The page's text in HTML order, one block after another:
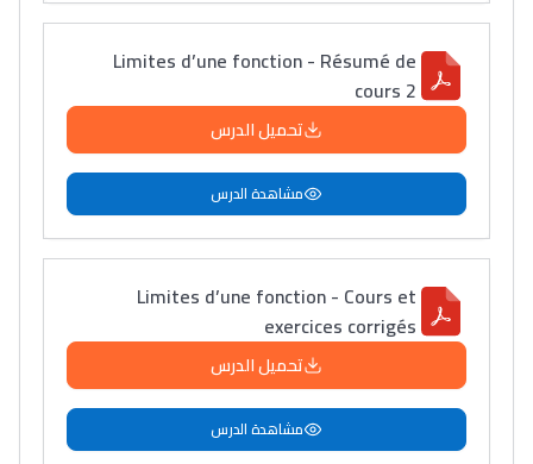
Lycée Maroc
Limites d’une fonction - Résumé de
cours 2
تحميل الدرس
مشاهدة الدرس
Limites d’une fonction - Cours et
exercices corrigés
تحميل الدرس
مشاهدة الدرس